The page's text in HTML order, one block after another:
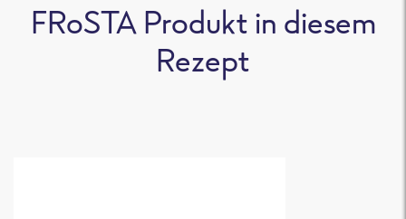
FRoSTA Produkt in diesem
Rezept